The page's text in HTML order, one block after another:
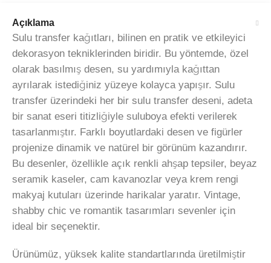
Açıklama
Sulu transfer kağıtları, bilinen en pratik ve etkileyici
dekorasyon tekniklerinden biridir. Bu yöntemde, özel
olarak basılmış desen, su yardımıyla kağıttan
ayrılarak istediğiniz yüzeye kolayca yapışır. Sulu
transfer üzerindeki her bir sulu transfer deseni, adeta
bir sanat eseri titizliğiyle suluboya efekti verilerek
tasarlanmıştır. Farklı boyutlardaki desen ve figürler
projenize dinamik ve natürel bir görünüm kazandırır.
Bu desenler, özellikle açık renkli ahşap tepsiler, beyaz
seramik kaseler, cam kavanozlar veya krem rengi
makyaj kutuları üzerinde harikalar yaratır. Vintage,
shabby chic ve romantik tasarımları sevenler için
ideal bir seçenektir.
Ürünümüz, yüksek kalite standartlarında üretilmiştir